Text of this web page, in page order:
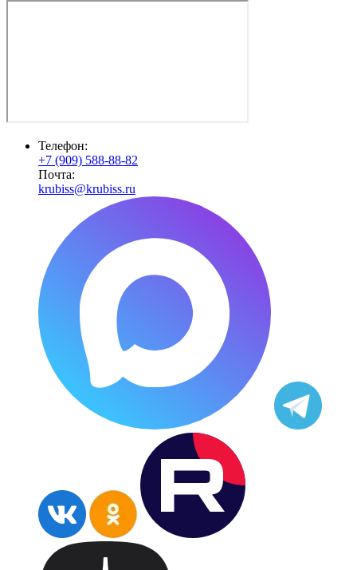
Телефон:
+7 (909) 588-88-82
Почта:
krubiss@krubiss.ru